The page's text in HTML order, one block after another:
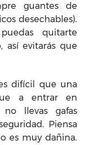
guantes de
desechables).
quitarte
así evitarás que
difícil que una
a entrar en
llevas gafas
Piensa
es muy dañina.